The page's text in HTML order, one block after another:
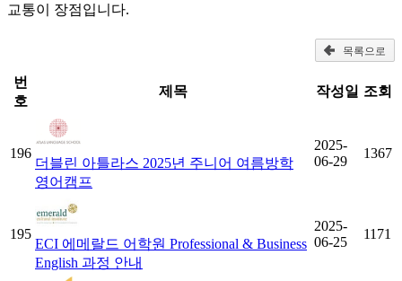
교통이 장점입니다.
목록으로
번
호
제목 작성일 조회
196
더블린 아틀라스 2025년 주니어 여름방학
영어캠프
2025-
06-29
1367
195
ECI 에메랄드 어학원 Professional & Business
English 과정 안내
2025-
06-25
1171